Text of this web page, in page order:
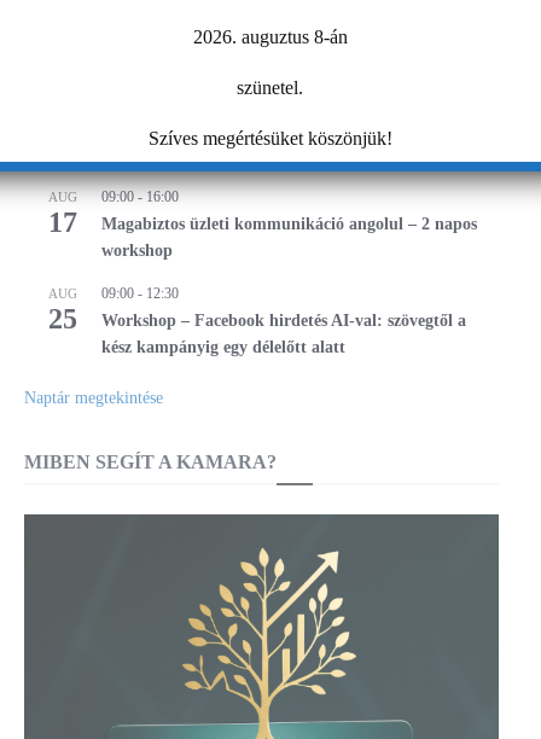
KAMARAI ESEMÉNYEK
AI a nyelvtanulás szolgálatában – gyakorlati
AUG
17
09:00-16:00
Magabiztos üzleti kommunikáció angolul – 2 napos
workshop
AUG
25
09:00 - 12:30
Workshop – Facebook hirdetés AI-val: szövegtől a
kész kampányig egy délelőtt alatt
Naptár megtekintése
MIBEN SEGÍT A KAMARA?
2026. auguztus 8-án
szünetel.
Szíves megértésüket köszönjük!